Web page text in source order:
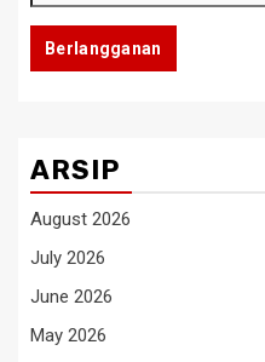
Email
Berlangganan
ARSIP
August 2026
July 2026
June 2026
May 2026